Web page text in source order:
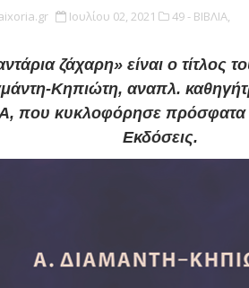
Ιουλίου 02, 2021 49 - ΒΙΒΛΙΑ,
ζάχαρη» είναι ο τίτλος
Κηπιώτη, αναπλ.
που κυκλοφόρησε πρόσφατα
Εκδόσεις.